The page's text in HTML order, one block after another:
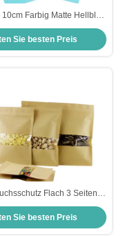
10cm Farbig Matte Hellblau
3 Seiten Siegel Flach
Mylar Taschen für
Snack, Zubehör Pack
Sie besten Preis
Flach 3 Seiten
Tasche mit klarem Fenster
für trockene
Nüsse
Sie besten Preis